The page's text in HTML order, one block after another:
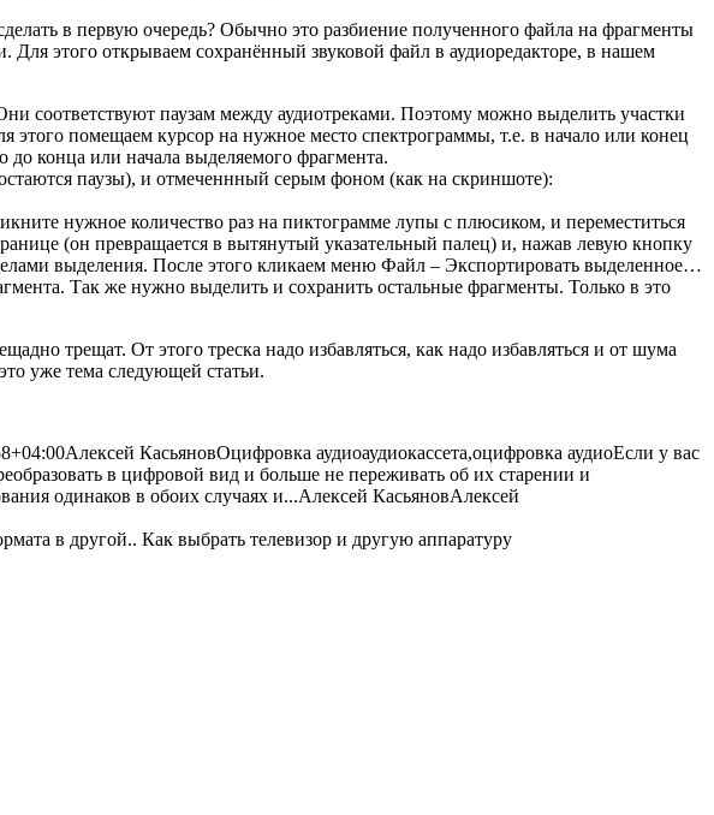
в первую очередь? Обычно это разбиение полученного файла на фрагменты
Для этого открываем сохранённый звуковой файл в аудиоредакторе, в нашем
соответствуют паузам между аудиотреками. Поэтому можно выделить участки
помещаем курсор на нужное место спектрограммы, т.е. в начало или конец
конца или начала выделяемого фрагмента.
паузы), и отмеченнный серым фоном (как на скриншоте):
нужное количество раз на пиктограмме лупы с плюсиком, и переместиться
(он превращается в вытянутый указательный палец) и, нажав левую кнопку
выделения. После этого кликаем меню Файл – Экспортировать выделенное…
Так же нужно выделить и сохранить остальные фрагменты. Только в это
трещат. От этого треска надо избавляться, как надо избавляться и от шума
уже тема следующей статьи.
Алексей КасьяновОцифровка аудиоаудиокассета,оцифровка аудиоЕсли у вас
в цифровой вид и больше не переживать об их старении и
одинаков в обоих случаях и...Алексей КасьяновАлексей